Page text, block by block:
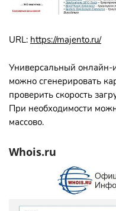
URL: https://majento.ru/
Универсальный онлайн-
можно сгенерировать
проверить скорость
При необходимости
массово.
Whois.ru